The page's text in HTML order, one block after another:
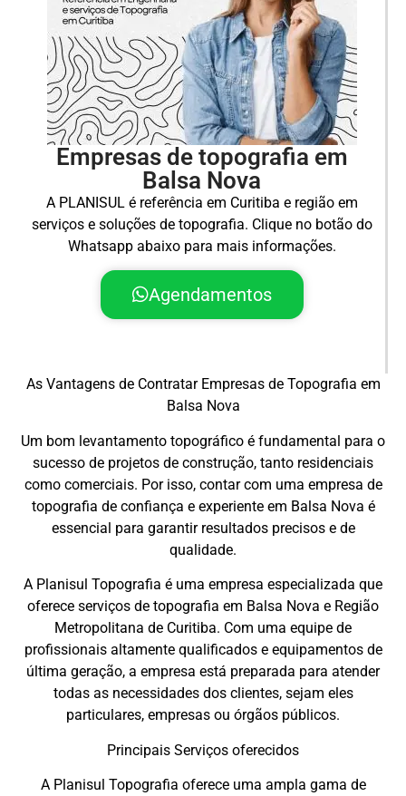
Empresas de topografia em
Balsa Nova
A PLANISUL é referência em Curitiba e região em
serviços e soluções de topografia. Clique no botão do
Whatsapp abaixo para mais informações.
Agendamentos
As Vantagens de Contratar Empresas de Topografia em
Balsa Nova
Um bom levantamento topográfico é fundamental para o
sucesso de projetos de construção, tanto residenciais
como comerciais. Por isso, contar com uma empresa de
topografia de confiança e experiente em Balsa Nova é
essencial para garantir resultados precisos e de
qualidade.
A Planisul Topografia é uma empresa especializada que
oferece serviços de topografia em Balsa Nova e Região
Metropolitana de Curitiba. Com uma equipe de
profissionais altamente qualificados e equipamentos de
última geração, a empresa está preparada para atender
todas as necessidades dos clientes, sejam eles
particulares, empresas ou órgãos públicos.
Principais Serviços oferecidos
A Planisul Topografia oferece uma ampla gama de